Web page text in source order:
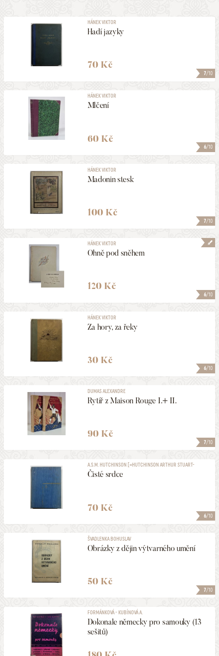
7/10
HÁNEK VIKTOR
Hadí jazyky
70 Kč
6/10
HÁNEK VIKTOR
Mlčení
60 Kč
7/10
HÁNEK VIKTOR
Madonin stesk
100 Kč
6/10
HÁNEK VIKTOR
Ohně pod sněhem
120 Kč
6/10
HÁNEK VIKTOR
Za hory, za řeky
30 Kč
7/10
DUMAS ALEXANDRE
Rytíř z Maison Rouge I.+ II.
90 Kč
6/10
A.S.M. HUTCHINSON [=HUTCHINSON ARTHUR STUART-
MENTETH]
Čisté srdce
70 Kč
7/10
ŠVADLENKA BOHUSLAV
Obrázky z dějin výtvarného umění
50 Kč
FORMÁNKOVÁ - KUBÍNOVÁ A.
Dokonale německy pro samouky (13
sešitů)